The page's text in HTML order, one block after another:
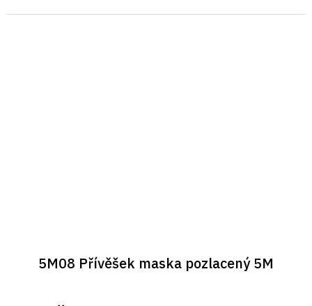
5M08 Přívěšek maska pozlacený 5M